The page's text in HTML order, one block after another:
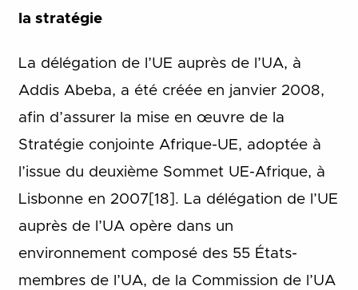
la stratégie
La délégation de l’UE auprès de l’UA, à
Addis Abeba, a été créée en janvier 2008,
afin d’assurer la mise en œuvre de la
Stratégie conjointe Afrique-UE, adoptée à
l’issue du deuxième Sommet UE-Afrique, à
Lisbonne en 2007[18]. La délégation de l’UE
auprès de l’UA opère dans un
environnement composé des 55 États-
membres de l’UA, de la Commission de l’UA